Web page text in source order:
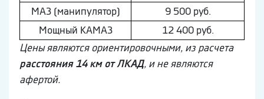
МAЗ (манипулятор)
9 500 руб.
Мощный КAМAЗ
12 400 руб.
Цены являются ориентировочными, из расчета
расстояния 14 км от ЛКАД, и не являются
афертой.